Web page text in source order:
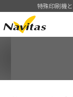
特殊印刷機